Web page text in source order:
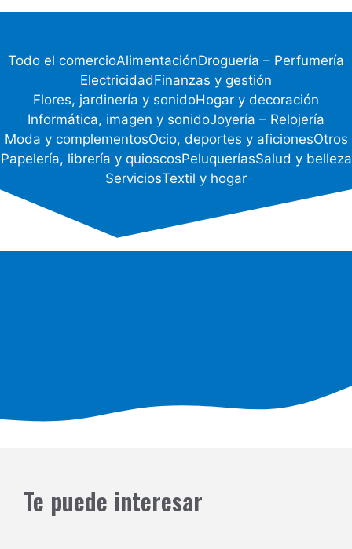
Todo el comercioAlimentaciónDroguería – Perfumería
ElectricidadFinanzas y gestión
Flores, jardinería y sonidoHogar y decoración
Informática, imagen y sonidoJoyería – Relojería
Moda y complementosOcio, deportes y aficionesOtros
Papelería, librería y quioscosPeluqueríasSalud y belleza
ServiciosTextil y hogar
Te puede interesar